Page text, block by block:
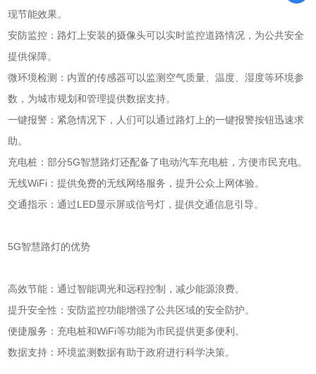
现节能效果。
安防监控：路灯上安装的摄像头可以实时监控道路情况，为公共安全
提供保障。
微环境检测：内置的传感器可以监测空气质量、温度、湿度等环境参
数，为城市规划和管理提供数据支持。
一键报警：紧急情况下，人们可以通过路灯上的一键报警按钮迅速求
助。
充电桩：部分5G智慧路灯还配备了电动汽车充电桩，方便市民充电。
无线WiFi：提供免费的无线网络服务，提升公众上网体验。
交通指示：通过LED显示屏或信号灯，提供交通信息引导。
5G智慧路灯的优势
高效节能：通过智能调光和远程控制，减少能源浪费。
提升安全性：安防监控功能增强了公共区域的安全防护。
便捷服务：充电桩和WiFi等功能为市民提供更多便利。
数据支持：环境监测数据有助于政府进行科学决策。